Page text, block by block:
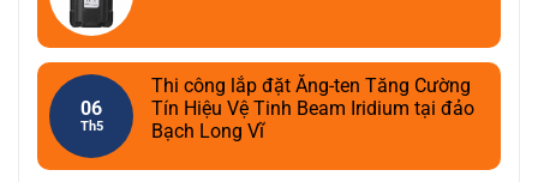
06
Th5
Thi công lắp đặt Ăng-ten Tăng Cường
Tín Hiệu Vệ Tinh Beam Iridium tại đảo
Bạch Long Vĩ